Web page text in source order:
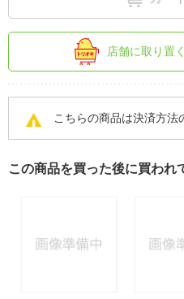
店舗に取り置
こちらの商品は決済方法
この商品を買った後に買われ